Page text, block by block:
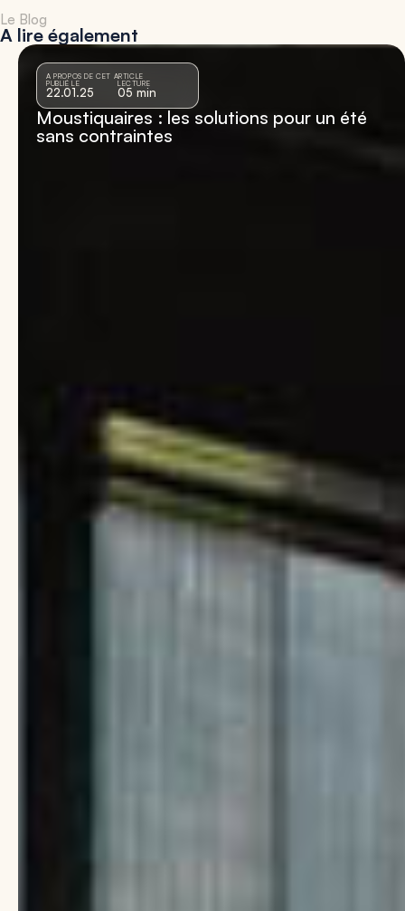
Le Blog
A lire également
A PROPOS DE CET ARTICLE
PUBLIÉ LE
22.01.25
LECTURE
05 min
Moustiquaires : les solutions pour un été
sans contraintes